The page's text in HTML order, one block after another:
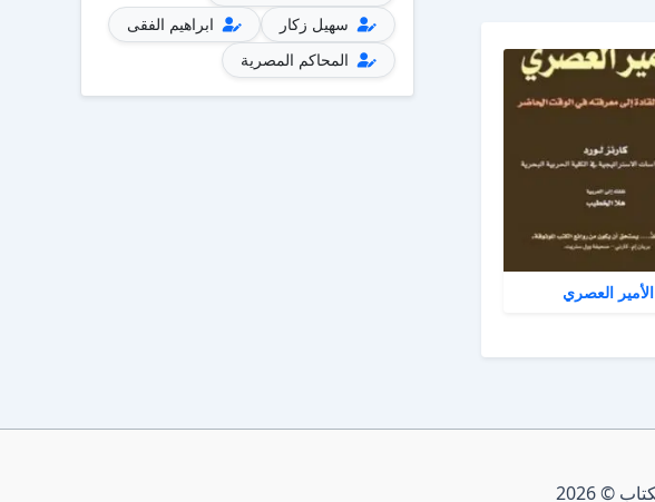
الأمير العصري
سهيل زكار
ابراهيم الفقى
المحاكم المصرية
حقوق الطبع والنشر محفوظة لصاحب الكتاب © 2026